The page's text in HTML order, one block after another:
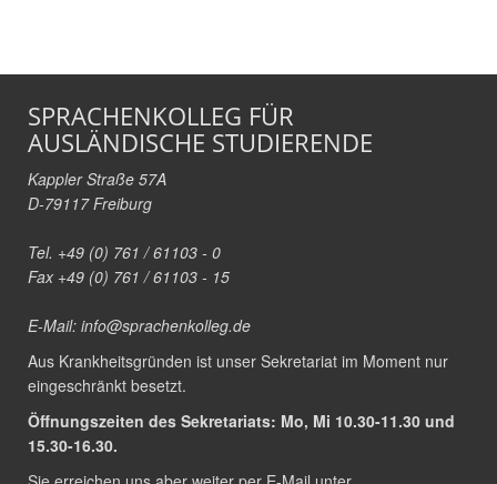
SPRACHENKOLLEG FÜR
AUSLÄNDISCHE STUDIERENDE
Kappler Straße 57A
D-79117 Freiburg
Tel. +49 (0) 761 / 61103 - 0
Fax +49 (0) 761 / 61103 - 15
E-Mail: info@sprachenkolleg.de
Aus Krankheitsgründen ist unser Sekretariat im Moment nur
eingeschränkt besetzt.
Öffnungszeiten des Sekretariats: Mo, Mi 10.30-11.30 und
15.30-16.30.